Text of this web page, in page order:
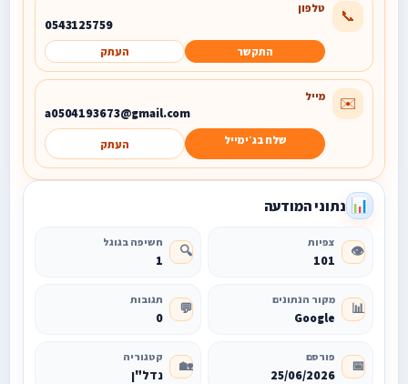
📞 טלפון
0543125759
התקשר העתק
✉️ מייל
a0504193673@gmail.com
שלח בג׳ימייל העתק
📊 נתוני המודעה
👁️ צפיות
101
🔍 חשיפה בגוגל
1
📊 מקור הנתונים
Google
💬 תגובות
0
📅 פורסם
25/06/2026
🏡 קטגוריה
נדל"ן